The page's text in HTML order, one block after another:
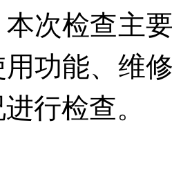
次检查主
功能、维
行检查。